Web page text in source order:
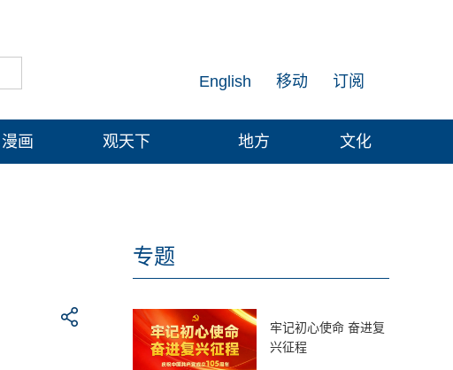
订阅
移动
English
漫画 观天下 地方 文化
专题
牢记初心使命 奋进复
兴征程